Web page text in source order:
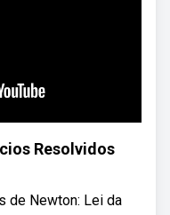
Resolvidos
de Newton: Lei da